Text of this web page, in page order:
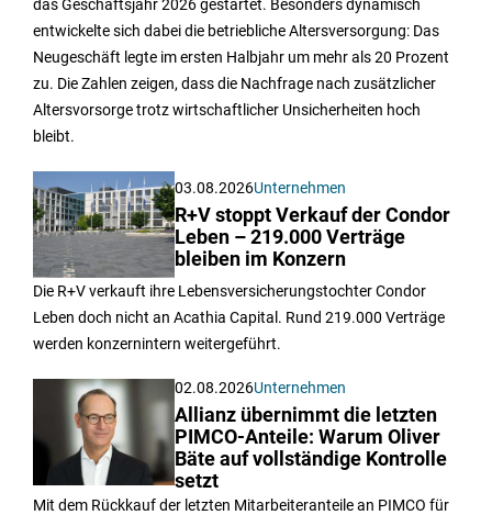
das Geschäftsjahr 2026 gestartet. Besonders dynamisch
entwickelte sich dabei die betriebliche Altersversorgung: Das
Neugeschäft legte im ersten Halbjahr um mehr als 20 Prozent
zu. Die Zahlen zeigen, dass die Nachfrage nach zusätzlicher
Altersvorsorge trotz wirtschaftlicher Unsicherheiten hoch
bleibt.
03.08.2026Unternehmen
R+V stoppt Verkauf der Condor
Leben – 219.000 Verträge
bleiben im Konzern
Die R+V verkauft ihre Lebensversicherungstochter Condor
Leben doch nicht an Acathia Capital. Rund 219.000 Verträge
werden konzernintern weitergeführt.
02.08.2026Unternehmen
Allianz übernimmt die letzten
PIMCO-Anteile: Warum Oliver
Bäte auf vollständige Kontrolle
setzt
Mit dem Rückkauf der letzten Mitarbeiteranteile an PIMCO für